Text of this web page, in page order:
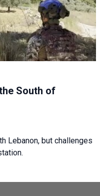
South of
Lebanon, but challenges